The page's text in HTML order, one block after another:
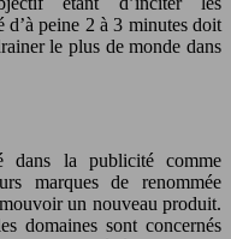
d’à peine 2 à 3 minutes doit
le plus de monde dans
dans la publicité comme
marques de renommée
un nouveau produit.
domaines sont concernés